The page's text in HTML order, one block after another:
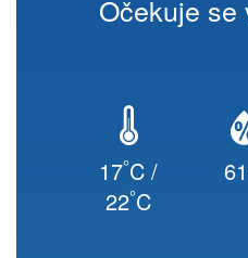
Očekuje se
17°C /
22°C
61